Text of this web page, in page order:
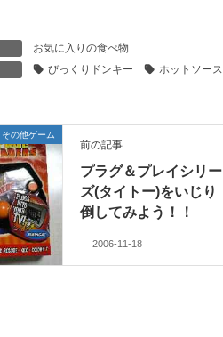
お気に入りの食べ物
びっくりドンキー ホットソース
その他ゲーム
前の記事
プラグ＆プレイシリー
ズ(タイトー)をいじり
倒してみよう！！
2006-11-18